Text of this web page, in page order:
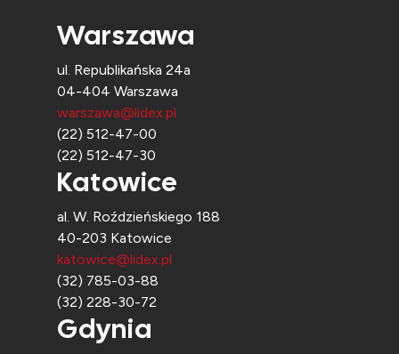
Warszawa
ul. Republikańska 24a
04-404 Warszawa
warszawa@lidex.pl
(22) 512-47-00
(22) 512-47-30
Katowice
al. W. Roździeńskiego 188
40-203 Katowice
katowice@lidex.pl
(32) 785-03-88
(32) 228-30-72
Gdynia